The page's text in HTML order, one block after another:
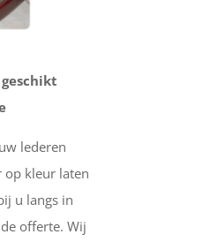
lederen
op kleur laten
u langs in
offerte. Wij